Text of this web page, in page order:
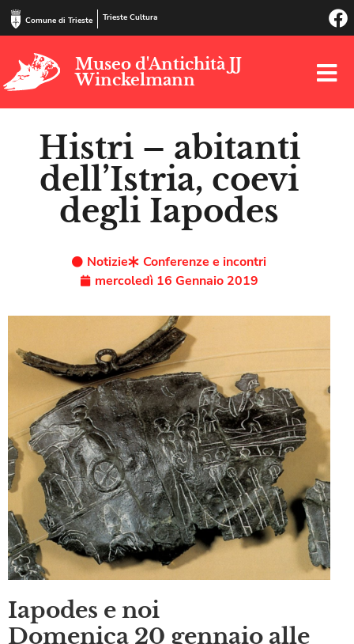
Comune di Trieste Trieste Cultura
Museo d'Antichità JJ
Winckelmann
Histri – abitanti
dell’Istria, coevi
degli Iapodes
Notizie
Conferenze e incontri
mercoledì 16 Gennaio 2019
Iapodes e noi
Domenica 20 gennaio alle